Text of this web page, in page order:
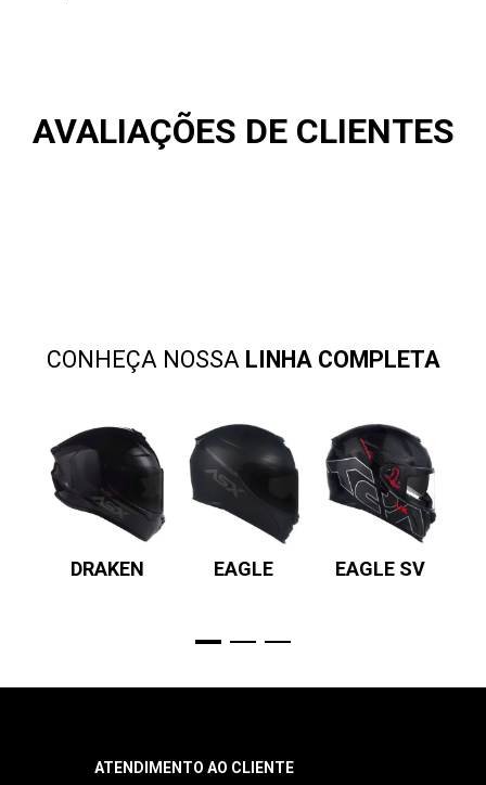
AVALIAÇÕES DE CLIENTES
CONHEÇA NOSSA LINHA COMPLETA
DRAKEN EAGLE EAGLE SV
ATENDIMENTO AO CLIENTE